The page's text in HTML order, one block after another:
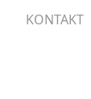
KONTAKT